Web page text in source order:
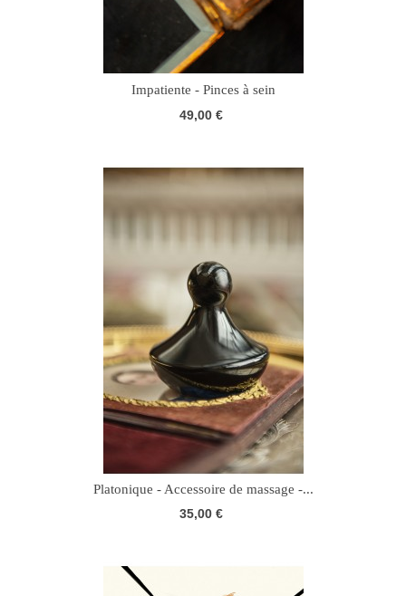
Impatiente - Pinces à sein
49,00 €
Platonique - Accessoire de massage -...
35,00 €